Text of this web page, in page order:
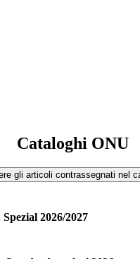
Cataloghi ONU
2026/2027